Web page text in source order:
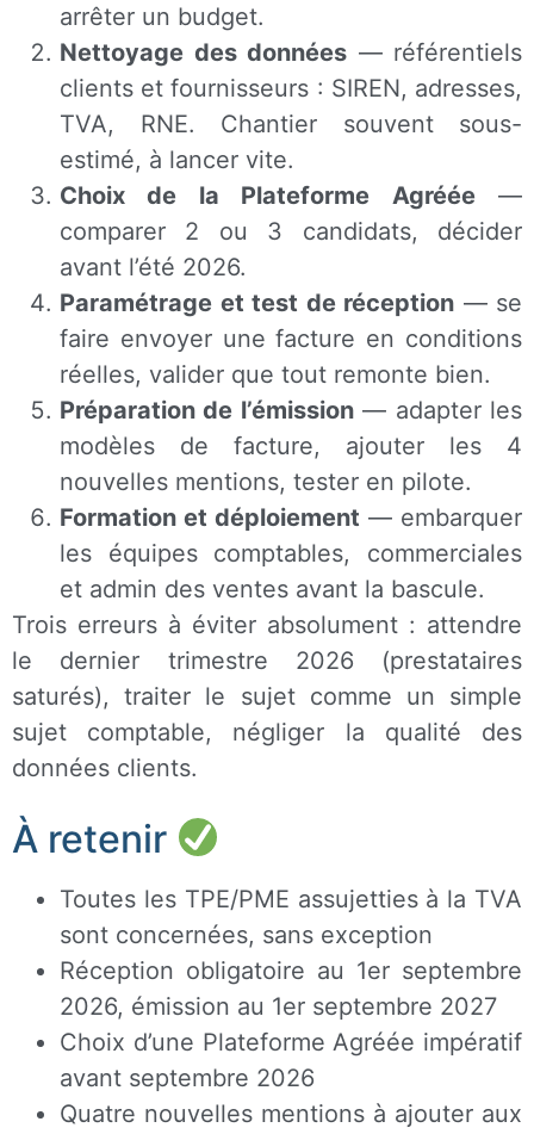
arrêter un budget.
Nettoyage des données — référentiels
clients et fournisseurs : SIREN, adresses,
TVA, RNE. Chantier souvent sous-
estimé, à lancer vite.
Choix de la Plateforme Agréée—
comparer 2 ou 3 candidats, décider
avant l’été 2026.
Paramétrage et test de réception — se
faire envoyer une facture en conditions
réelles, valider que tout remonte bien.
Préparation de l’émission— adapter les
modèles de facture, ajouter les 4
nouvelles mentions, tester en pilote.
Formation et déploiement — embarquer
les équipes comptables, commerciales
et admin des ventes avant la bascule.
Trois erreurs à éviter absolument : attendre
le dernier trimestre 2026 (prestataires
saturés), traiter le sujet comme un simple
sujet comptable, négliger la qualité des
données clients.
À retenir
Toutes les TPE/PME assujetties à la TVA
sont concernées, sans exception
Réception obligatoire au 1er septembre
2026, émission au 1er septembre 2027
Choix d’une Plateforme Agréée impératif
avant septembre 2026
Quatre nouvelles mentions à ajouter aux